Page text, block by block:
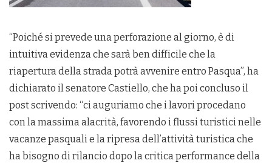
“Poiché si prevede una perforazione al giorno, è di
intuitiva evidenza che sarà ben difficile che la
riapertura della strada potrà avvenire entro Pasqua”, ha
dichiarato il senatore Castiello, che ha poi concluso il
post scrivendo: “ci auguriamo che i lavori procedano
con la massima alacrità, favorendo i flussi turistici nelle
vacanze pasquali e la ripresa dell’attività turistica che
ha bisogno di rilancio dopo la critica performance della